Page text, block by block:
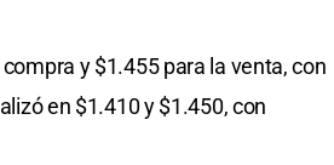
y $1.455 para la venta, con
en $1.410 y $1.450, con